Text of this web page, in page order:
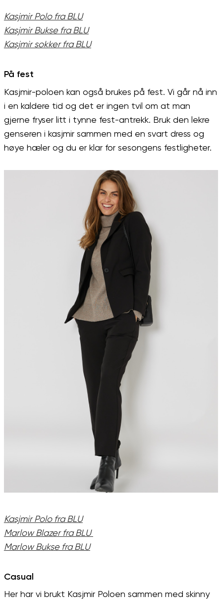
Kasjmir Polo fra BLU
Kasjmir Bukse fra BLU
Kasjmir sokker fra BLU
På fest
Kasjmir-poloen kan også brukes på fest. Vi går nå inn
i en kaldere tid og det er ingen tvil om at man
gjerne fryser litt i tynne fest-antrekk. Bruk den lekre
genseren i kasjmir sammen med en svart dress og
høye hæler og du er klar for sesongens festligheter.
Kasjmir Polo fra BLU
Marlow Blazer fra BLU
Marlow Bukse fra BLU
Casual
Her har vi brukt Kasjmir Poloen sammen med skinny